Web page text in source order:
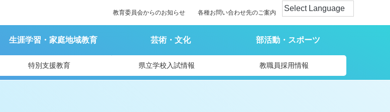
教育委員会からのお知らせ 各種お問い合わせ先のご案内
生涯学習・家庭地域教育 芸術・文化 部活動・スポーツ
特別支援教育 県立学校入試情報 教職員採用情報